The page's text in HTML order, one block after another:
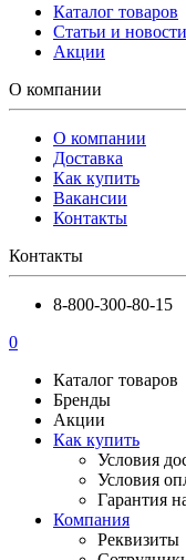
Каталог товаров
Статьи и новости
Акции
О компании
О компании
Доставка
Как купить
Вакансии
Контакты
Контакты
8-800-300-80-15
0
Каталог товаров
Бренды
Акции
Как купить
Условия
Условия
Гарантия
Компания
Реквизиты